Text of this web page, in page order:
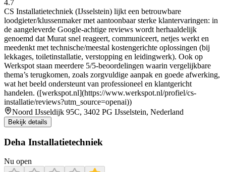
4.7
CS Installatietechniek (IJsselstein) lijkt een betrouwbare
loodgieter/klussenmaker met aantoonbaar sterke klantervaringen: in
de aangeleverde Google-achtige reviews wordt herhaaldelijk
genoemd dat Murat snel reageert, communiceert, netjes werkt en
meedenkt met technische/meestal kostengerichte oplossingen (bij
lekkages, toiletinstallatie, verstopping en leidingwerk). Ook op
Werkspot staan meerdere 5/5-beoordelingen waarin vergelijkbare
thema’s terugkomen, zoals zorgvuldige aanpak en goede afwerking,
wat het beeld ondersteunt van professioneel en klantgericht
handelen. ([werkspot.nl](https://www.werkspot.nl/profiel/cs-
installatie/reviews?utm_source=openai))
Noord IJsseldijk 95C, 3402 PG IJsselstein, Nederland
Bekijk details
Deha Installatietechniek
Nu open